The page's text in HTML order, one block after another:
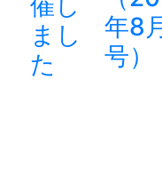
まし
た
年8
号）